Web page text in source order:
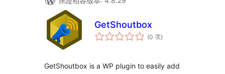
GetShoutbox
(0 次評
分)
GetShoutbox is a WP plugin to easily add